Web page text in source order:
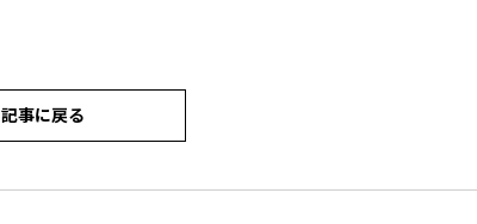
記事に戻る